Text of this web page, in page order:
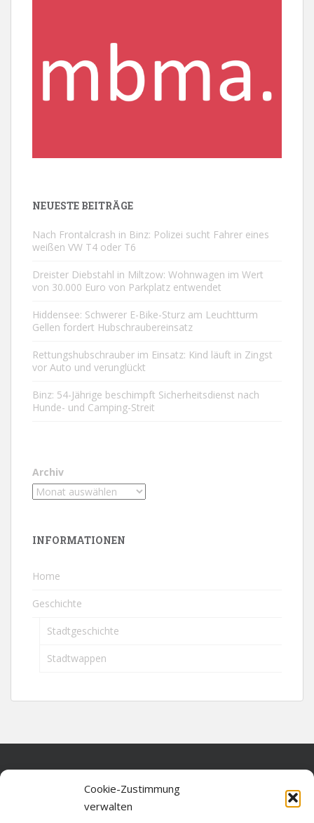
Cookie-Zustimmung
verwalten
NEUESTE BEITRÄGE
Nach Frontalcrash in Binz: Polizei sucht Fahrer eines
weißen VW T4 oder T6
Dreister Diebstahl in Miltzow: Wohnwagen im Wert
von 30.000 Euro von Parkplatz entwendet
Hiddensee: Schwerer E-Bike-Sturz am Leuchtturm
Gellen fordert Hubschraubereinsatz
Rettungshubschrauber im Einsatz: Kind läuft in Zingst
vor Auto und verunglückt
Binz: 54-Jährige beschimpft Sicherheitsdienst nach
Hunde- und Camping-Streit
Archiv
INFORMATIONEN
Home
Geschichte
Stadtgeschichte
Stadtwappen